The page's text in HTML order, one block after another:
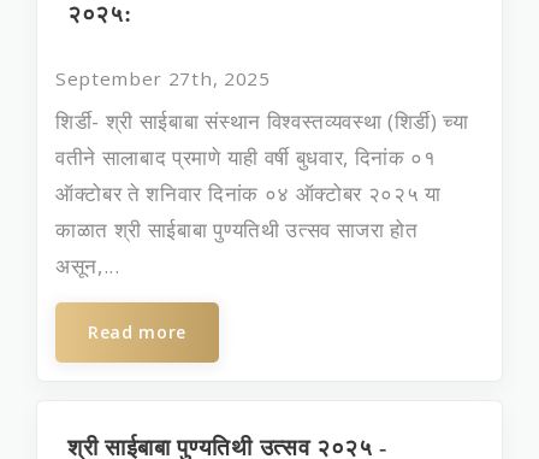
२०२५:
September 27th, 2025
शिर्डी- श्री साईबाबा संस्‍थान विश्‍वस्‍तव्‍यवस्‍था (शिर्डी) च्‍या
वतीने सालाबाद प्रमाणे याही वर्षी बुधवार, दिनांक ०१
ऑक्‍टोबर ते शनिवार दिनांक ०४ ऑक्‍टोबर २०२५ या
काळात श्री साईबाबा पुण्‍यतिथी उत्‍सव साजरा होत
असून,...
Read more
श्री साईबाबा पुण्यतिथी उत्सव २०२५ -